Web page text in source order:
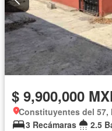
$ 9,900,000
Constituyentes del 57,
3 Recámaras
2.5